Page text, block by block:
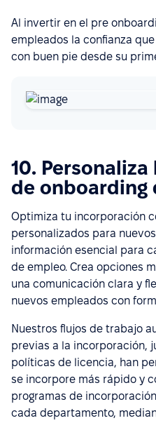
Al invertir en el pre
empleados la confianza
con buen pie desde su
10.
de onboarding
Optimiza tu incorporación
personalizados para
información esencial para
de empleo. Crea opciones
una comunicación clara y
nuevos empleados con
Nuestros flujos de trabajo
previas a la incorporación,
políticas de licencia, han
se incorpore más rápido y
programas de
cada departamento,